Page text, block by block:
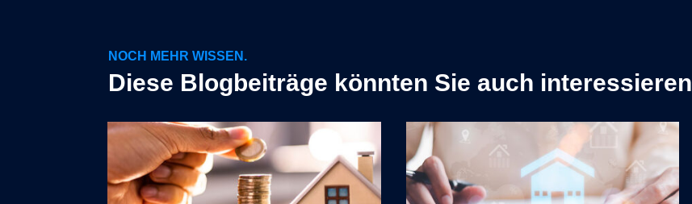
NOCH MEHR WISSEN.
Diese Blogbeiträge könnten Sie auch interessieren